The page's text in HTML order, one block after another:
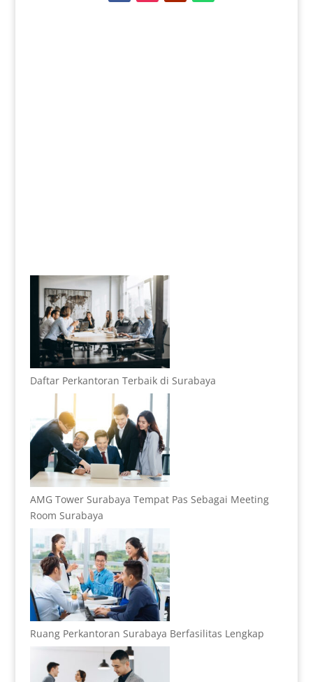
Daftar Perkantoran Terbaik di Surabaya
AMG Tower Surabaya Tempat Pas Sebagai Meeting
Room Surabaya
Ruang Perkantoran Surabaya Berfasilitas Lengkap